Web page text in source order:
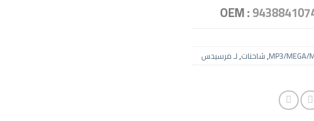
OEM :
MP3/MEGA/
,شاحنات,لـ مرسيدس